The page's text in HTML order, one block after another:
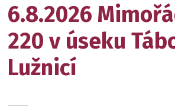
6.8.2026
220 v úseku
Lužnicí